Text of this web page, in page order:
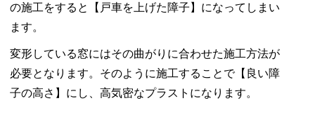
の施工をすると【戸車を上げた障子】になってしまい
ます。
変形している窓にはその曲がりに合わせた施工方法が
必要となります。そのように施工することで【良い障
子の高さ】にし、高気密なプラストになります。